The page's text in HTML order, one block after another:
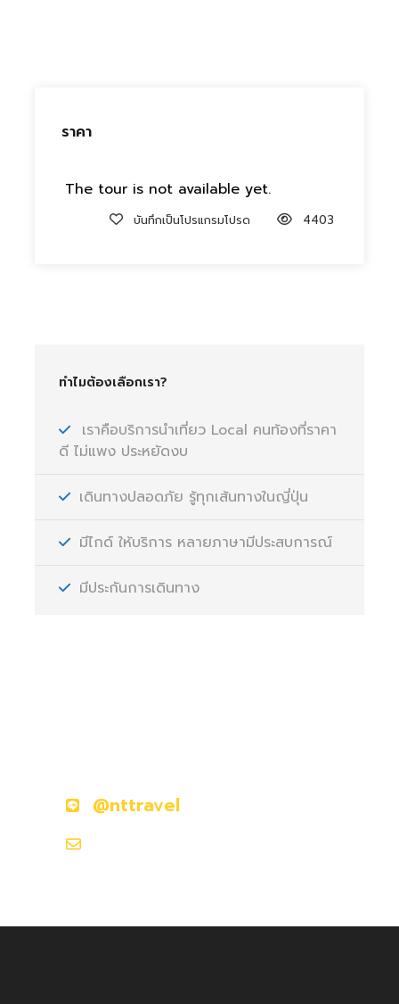
ราคา
The tour is not available yet.
บันทึกเป็นโปรแกรมโปรด 4403
ทำไมต้องเลือกเรา?
เราคือบริการนำเที่ยว Local คนท้องที่ราคา
ดี ไม่แพง ประหยัดงบ
เดินทางปลอดภัย รู้ทุกเส้นทางในญี่ปุ่น
มีไกด์ ให้บริการ หลายภาษามีประสบการณ์
มีประกันการเดินทาง
@nttravel